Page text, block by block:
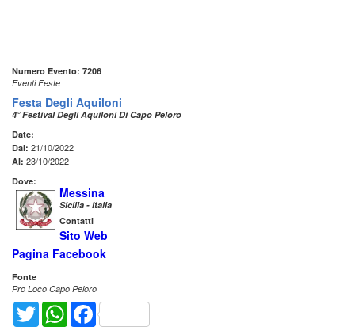
Numero Evento: 7206
Eventi Feste
Festa Degli Aquiloni
4° Festival Degli Aquiloni Di Capo Peloro
Date:
Dal: 21/10/2022
Al: 23/10/2022
Dove:
Messina
Sicilia - Italia
Contatti
Sito Web
Pagina Facebook
Fonte
Pro Loco Capo Peloro
Twitter WhatsAppFacebook